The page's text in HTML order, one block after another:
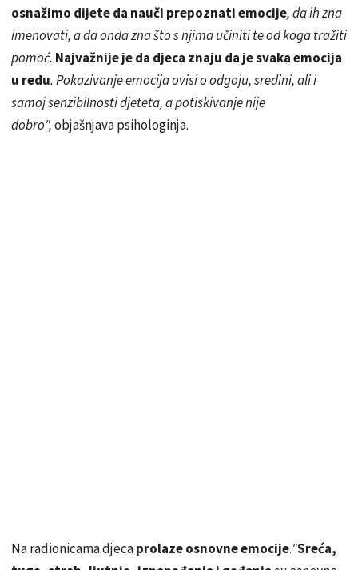
osnažimo dijeteda nauči prepoznati emocije, da ih zna
imenovati, a da onda zna što s njima učiniti te od koga tražiti
pomoć. Najvažnije je da djeca znaju da je svaka emocija
u redu. Pokazivanje emocija ovisi o odgoju, sredini, ali i
samoj senzibilnosti djeteta, a potiskivanje nije
dobro",objašnjava psihologinja.
Na radionicama djecaprolaze osnovne emocije."Sreća,